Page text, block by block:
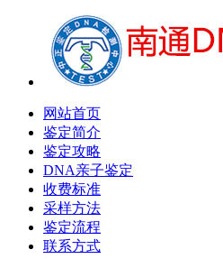
网站首页
鉴定简介
鉴定攻略
DNA亲子鉴定
收费标准
采样方法
鉴定流程
联系方式